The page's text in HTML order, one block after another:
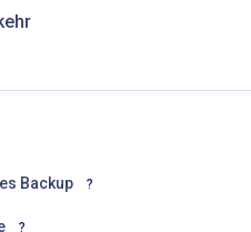
Backup ?
?